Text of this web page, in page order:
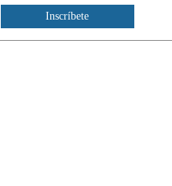
Inscríbete